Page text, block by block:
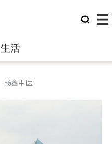
生活
律师
杨鑫中医